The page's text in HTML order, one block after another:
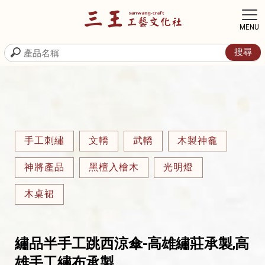
手工刺繡 文轎 武轎 木製神龕
神將產品 黑檀入檜木 光明燈
木桌裙
繡品半手工跳西涼傘-高雄繡莊承製,高